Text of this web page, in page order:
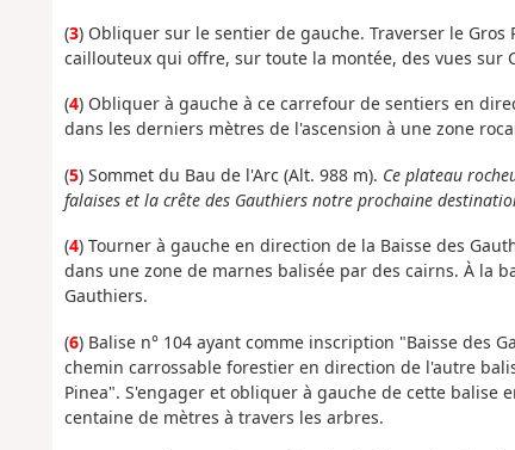
(3) Obliquer sur le sentier de gauche. Traverser le
caillouteux qui offre, sur toute la montée, des vues
(4) Obliquer à gauche à ce carrefour de sentiers en
dans les derniers mètres de l'ascension à une zone
(5) Sommet du Bau de l'Arc (Alt. 988 m). Ce plateau
falaises et la crête des Gauthiers notre prochaine
(4) Tourner à gauche en direction de la Baisse des
dans une zone de marnes balisée par des cairns. À la
Gauthiers.
(6) Balise n° 104 ayant comme inscription "Baisse des
chemin carrossable forestier en direction de l'autre
Pinea". S'engager et obliquer à gauche de cette
centaine de mètres à travers les arbres.